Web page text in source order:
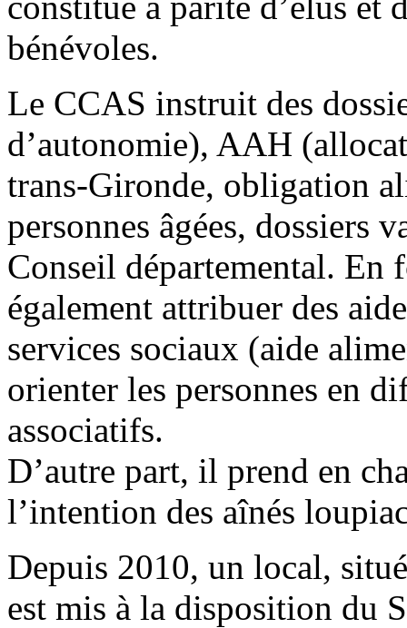
bénévoles.
Le CCAS instruit des
d’autonomie), AAH
trans-Gironde, obligation
personnes âgées, dossiers
Conseil départemental. En
également attribuer des
services sociaux (aide
orienter les personnes en
associatifs.
D’autre part, il prend en
l’intention des aînés
Depuis 2010, un local,
est mis à la disposition du